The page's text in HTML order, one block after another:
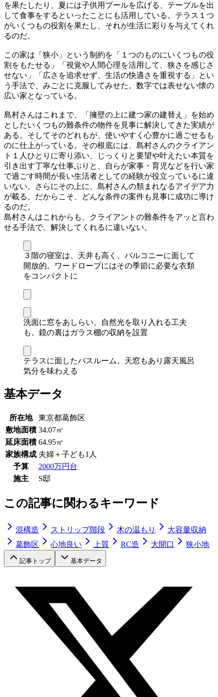
を果たしたり、夏には子供用プールを広げる、テーブルを出
して食事をするといったことにも活用している。テラス１つ
がいくつもの役割を果たし、それが生活に彩りを与えてくれ
るのだ。
この家は「狭小」という制約を「１つのものにいくつもの役
割をもたせる」「視覚や人間心理を活用して、狭さを感じさ
せない」「広さを追求せず、生活の快適さを重視する」とい
う手法で、みごとに克服してみせた。数字では表せない懐の
広い家となっている。
島村さんはこれまで、「擁壁の上に建つ家の建替え」を始め
としたいくつもの難条件の物件を見事に解決してきた実績が
ある。そしてそのどれもが、使いやすく心豊かに過ごせるも
のに仕上がっている。その根底には、島村さんのクライアン
ト１人ひとりに寄り添い、じっくりと要望や叶えたい本質を
引き出す丁寧な仕事ぶりと、自らが家事・育児などを行い家
で過ごす時間が長い生活者としての経験が役立っているに違
いない。さらにその上に、島村さんの類まれなるアイデア力
が載る。だからこそ、どんな条件の案件も見事に成功に導け
るのだ。
島村さんはこれからも、クライアントの難条件をアッと言わ
せる手法で、解決してくれるに違いない。
３階の寝室は、天井も高く、バルコニーに面して
開放的。ワードローブにはその季節に必要な衣類
をコンパクトに
洗面に窓をあしらい、自然光を取り入れる工夫
も。鏡の裏はガラス棚の収納を設置
テラスに面したバスルーム。天窓もあり露天風呂
気分を味わえる
基本データ
所在地
東京都葛飾区
敷地面積 34.07㎡
延床面積 64.95㎡
家族構成 夫婦＋子ども1人
予算
2000万円台
施主
S邸
この記事に関わるキーワード
混構造 ストリップ階段 木の温もり
大容量収納
葛飾区
心地良い 上質 RC造 大開口 狭小地
記事トップ 基本データ